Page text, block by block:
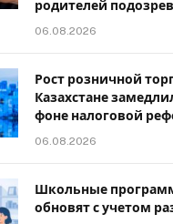
родителей
06.08.2026
Рост розничной
Казахстане
фоне налоговой
06.08.2026
Школьные
обновят с учетом